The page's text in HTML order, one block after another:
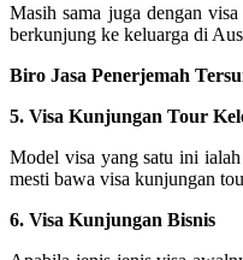
Masih sama juga dengan
berkunjung ke keluarga di
Biro Jasa Penerjemah
5. Visa Kunjungan Tour
Model visa yang satu ini
mesti bawa visa kunjungan
6. Visa Kunjungan Bisnis